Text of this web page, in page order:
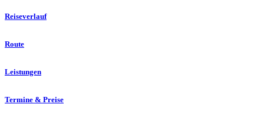
Reiseverlauf
Route
Leistungen
Termine & Preise